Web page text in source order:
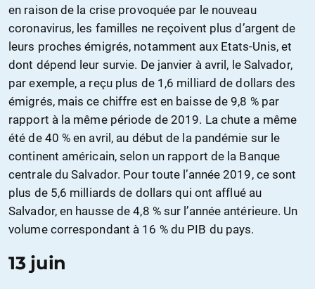
en raison de la crise provoquée par le nouveau
coronavirus, les familles ne reçoivent plus d’argent de
leurs proches émigrés, notamment aux Etats-Unis, et
dont dépend leur survie. De janvier à avril, le Salvador,
par exemple, a reçu plus de 1,6 milliard de dollars des
émigrés, mais ce chiffre est en baisse de 9,8 % par
rapport à la même période de 2019. La chute a même
été de 40 % en avril, au début de la pandémie sur le
continent américain, selon un rapport de la Banque
centrale du Salvador. Pour toute l’année 2019, ce sont
plus de 5,6 milliards de dollars qui ont afflué au
Salvador, en hausse de 4,8 % sur l’année antérieure. Un
volume correspondant à 16 % du PIB du pays.
13 juin